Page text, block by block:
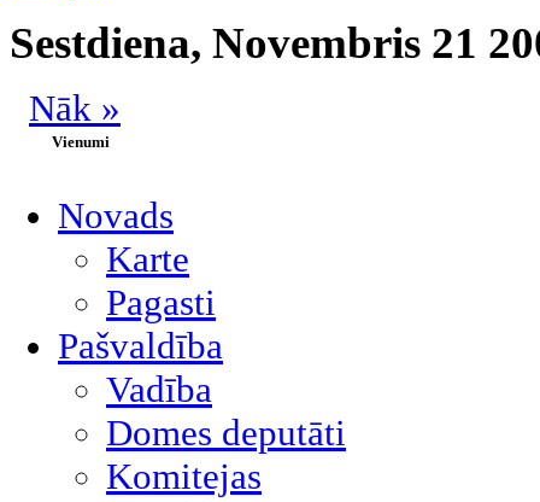
Sestdiena, Novembris 21
Nāk »
Vienumi
Novads
Karte
Pagasti
Pašvaldība
Vadība
Domes deputāti
Komitejas